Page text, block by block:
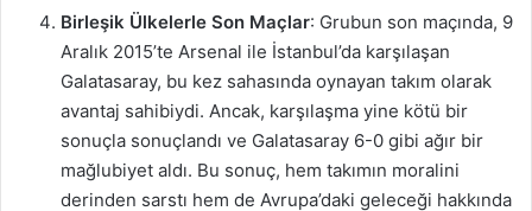
Birleşik Ülkelerle Son Maçlar: Grubun son maçında, 9
Aralık 2015’te Arsenal ile İstanbul’da karşılaşan
Galatasaray, bu kez sahasında oynayan takım olarak
avantaj sahibiydi. Ancak, karşılaşma yine kötü bir
sonuçla sonuçlandı ve Galatasaray 6-0 gibi ağır bir
mağlubiyet aldı. Bu sonuç, hem takımın moralini
derinden sarstı hem de Avrupa’daki geleceği hakkında